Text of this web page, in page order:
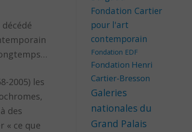
2005) les
des
« ce que
Fondation Cartier
pour l'art
contemporain
Fondation EDF
Fondation Henri
Cartier-Bresson
Galeries
nationales du
Grand Palais